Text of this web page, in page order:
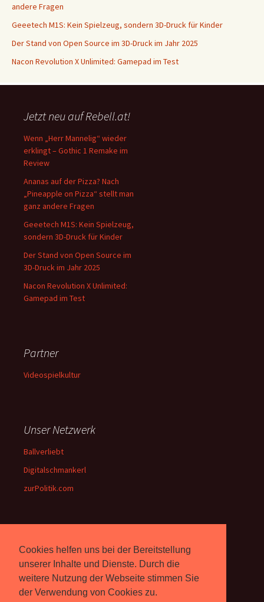
Cookies helfen uns bei der Bereitstellung
unserer Inhalte und Dienste. Durch die
weitere Nutzung der Webseite stimmen Sie
der Verwendung von Cookies zu.
andere Fragen
Geeetech M1S: Kein Spielzeug, sondern 3D-Druck für Kinder
Der Stand von Open Source im 3D-Druck im Jahr 2025
Nacon Revolution X Unlimited: Gamepad im Test
Jetzt neu auf Rebell.at!
Wenn „Herr Mannelig“ wieder
erklingt – Gothic 1 Remake im
Review
Ananas auf der Pizza? Nach
„Pineapple on Pizza“ stellt man
ganz andere Fragen
Geeetech M1S: Kein Spielzeug,
sondern 3D-Druck für Kinder
Der Stand von Open Source im
3D-Druck im Jahr 2025
Nacon Revolution X Unlimited:
Gamepad im Test
Partner
Videospielkultur
Unser Netzwerk
Ballverliebt
Digitalschmankerl
zurPolitik.com
Über Uns
Rebell.atberichtet seit 2003
unabhängig über Computer-
und Videospiele. ( Impressum )